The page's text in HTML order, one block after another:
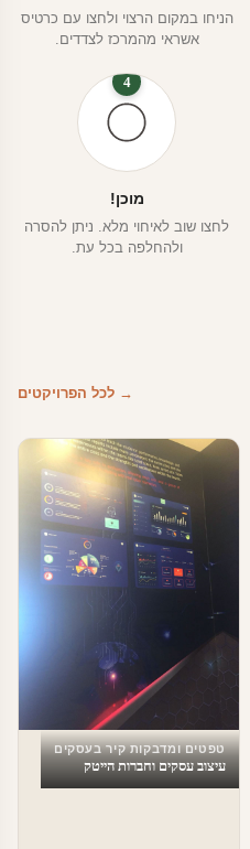
הניחו במקום הרצוי ולחצו עם כרטיס
אשראי מהמרכז לצדדים.
4
מוכן!
לחצו שוב לאיחוי מלא. ניתן להסרה
ולהחלפה בכל עת.
→ לכל הפרויקטים
טפטים ומדבקות קיר בעסקים
עיצוב עסקים וחברות הייטק